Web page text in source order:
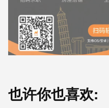
也许你也喜欢: